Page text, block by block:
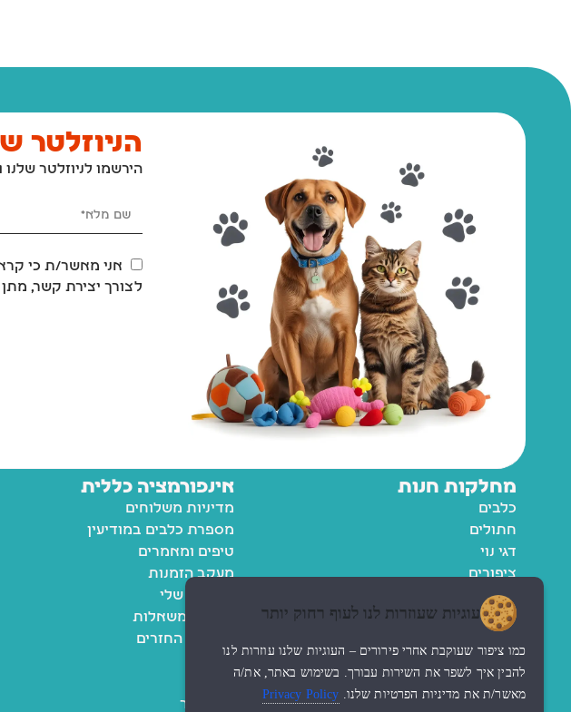
הניוזלטר
הירשמו לניוזלטר
אני מאשר/ת כי
לצורך יצירת קשר,
מחלקות חנות
כלבים
חתולים
דגי נוי
ציפורים
מכרסמים
אינפורמציה כללית
מדיניות משלוחים
מספרת כלבים במודיעין
טיפים ומאמרים
מעקב הזמנות
החשבון שלי
רשימת משאלות
מדיניות החזרים
צור קשר
עוגיות שעוזרות לנו לעוף רחוק יותר
כמו ציפור שעוקבת אחרי פירורים – העוגיות שלנו עוזרות לנו
להבין איך לשפר את השירות עבורך. בשימוש באתר, את/ה
מאשר/ת את מדיניות הפרטיות שלנו. Privacy Policy